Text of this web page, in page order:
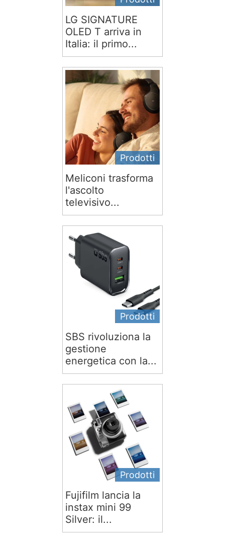
LG SIGNATURE
OLED T arriva in
Italia: il primo...
Prodotti
Meliconi trasforma
l'ascolto
televisivo...
Prodotti
SBS rivoluziona la
gestione
energetica con la...
Prodotti
Fujifilm lancia la
instax mini 99
Silver: il...